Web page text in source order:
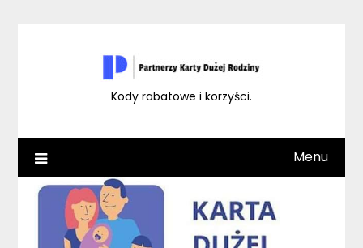
Kody rabatowe i korzyści.
Menu